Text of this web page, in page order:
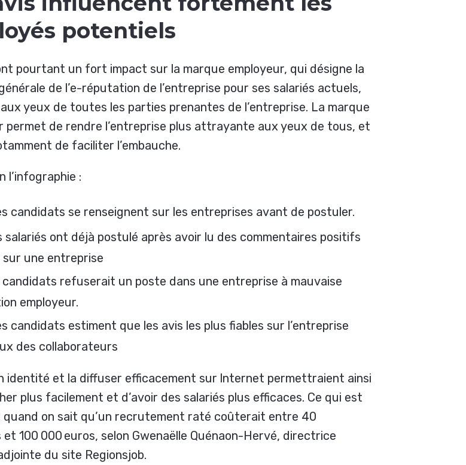
potentiels
pourtant un fort impact sur la marque employeur, qui désigne la
de l’e-réputation de l’entreprise pour ses salariés actuels,
yeux de toutes les parties prenantes de l’entreprise. La marque
permet de rendre l’entreprise plus attrayante aux yeux de tous, et
de faciliter l’embauche.
l’infographie :
candidats se renseignent sur les entreprises avant de postuler.
ont déjà postulé après avoir lu des commentaires positifs
sur une entreprise
refuserait un poste dans une entreprise à mauvaise
employeur.
candidats estiment que les avis les plus fiables sur l’entreprise
des collaborateurs
identité et la diffuser efficacement sur lnternet permettraient ainsi
plus facilement et d’avoir des salariés plus efficaces. Ce qui est
on sait qu’un recrutement raté coûterait entre 40
et 100 000 euros, selon Gwenaëlle Quénaon-Hervé, directrice
du site Regionsjob.